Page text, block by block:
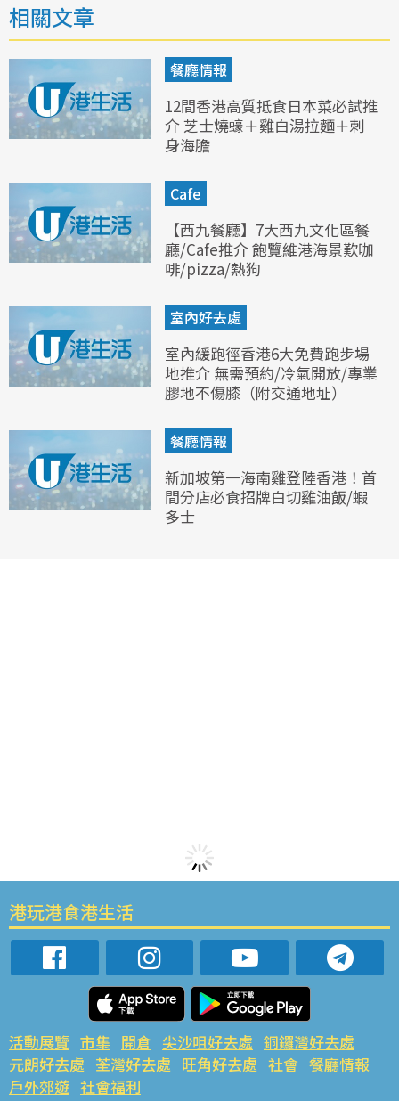
相關文章
餐廳情報
12間香港高質抵食日本菜必試推
介 芝士燒蠔＋雞白湯拉麵＋刺
身海膽
Cafe
【西九餐廳】7大西九文化區餐
廳/Cafe推介 飽覽維港海景歎咖
啡/pizza/熱狗
室內好去處
室內緩跑徑香港6大免費跑步場
地推介 無需預約/冷氣開放/專業
膠地不傷膝（附交通地址）
餐廳情報
新加坡第一海南雞登陸香港！首
間分店必食招牌白切雞油飯/蝦
多士
港玩港食港生活
活動展覽 市集 開倉 尖沙咀好去處 銅鑼灣好去處
元朗好去處 荃灣好去處 旺角好去處 社會 餐廳情報
戶外郊遊 社會福利